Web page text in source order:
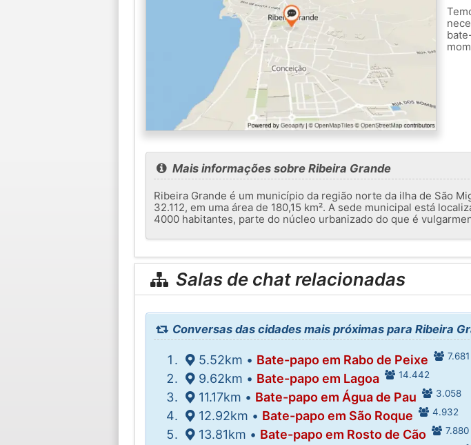
Mais informações sobre Ribeira Grande
Ribeira Grande é um município da região norte da ilha de São
32.112, em uma área de 180,15 km². A sede municipal está
4000 habitantes, parte do núcleo urbanizado do que é
Salas de chat relacionadas
Conversas das cidades mais próximas para Ribeira
5.52km • Bate-papo em Rabo de Peixe 7.681
9.62km • Bate-papo em Lagoa 14.442
11.17km • Bate-papo em Água de Pau 3.058
12.92km • Bate-papo em São Roque 4.932
13.81km • Bate-papo em Rosto de Cão 7.880